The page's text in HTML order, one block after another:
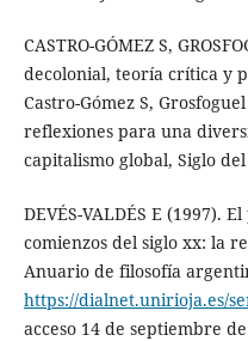
CASTRO-GÓMEZ S,
decolonial, teoría crítica y
Castro-Gómez S,
reflexiones para una
capitalismo global, Siglo
DEVÉS-VALDÉS E (1997).
comienzos del siglo xx: la
Anuario de filosofía
https://dialnet.unirioja.es/
acceso 14 de septiembre